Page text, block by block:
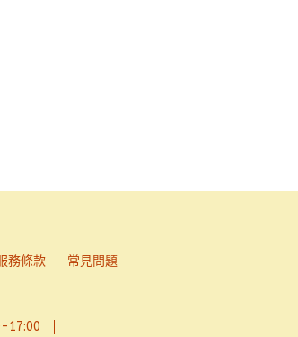
務條款 常見問題
17:00